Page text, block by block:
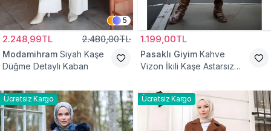
5
2.248,99TL 2.480,00TL
Modamihram Siyah Kaşe
Düğme Detaylı Kaban
1.199,00TL
Pasaklı Giyim Kahve
Vizon İkili Kaşe Astarsız
Ücretsiz Kargo Ücretsiz Kargo